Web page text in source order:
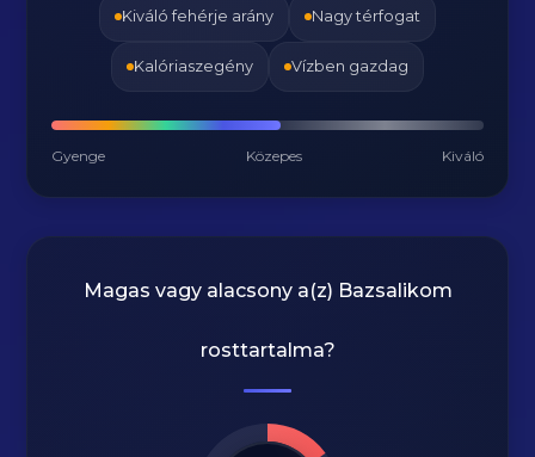
Kiváló fehérje arány Nagy térfogat
Kalóriaszegény Vízben gazdag
Gyenge Közepes Kiváló
Magas vagy alacsony a(z) Bazsalikom
rosttartalma?